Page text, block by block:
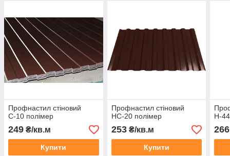
Профнастил стіновий
С-10 полімер
249 ₴/кв.м
Купити
Профнастил стіновий
НС-20 полімер
253₴/кв.м
Купити
Н-
266